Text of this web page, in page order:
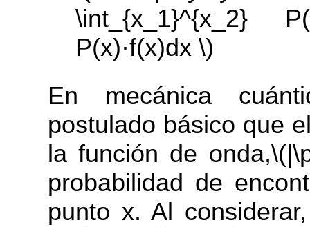
\int_{x_1}^{x_2}
P(x)·f(x)dx \)
En mecánica
postulado básico que
la función de
probabilidad de
punto x. Al